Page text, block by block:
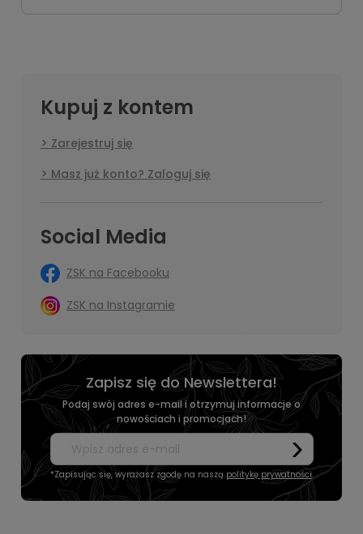
Kupuj z kontem
Zarejestruj się
Masz już konto? Zaloguj się
Social Media
ZSK na Facebooku
ZSK na Instagramie
Zapisz się do Newslettera!
Podaj swój adres e-mail i otrzymuj informacje o
nowościach i promocjach!
*Zapisując się, wyrażasz zgodę na naszą politykę prywatności.